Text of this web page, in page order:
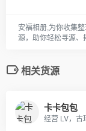
安福相册,为你收集
源，助你轻松寻源、
相关货源
卡卡包包